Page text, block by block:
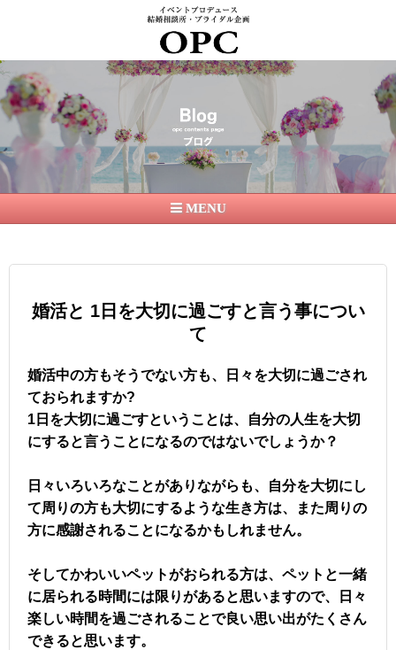
大分県で24年の実績 年間80回パーティー開催 婚活・イベントプロデュース・ブライダル企
MENU
婚活と 1日を大切に過ごすと言う事につい
て
婚活中の方もそうでない方も、日々を大切に過ごされ
ておられますか?
1日を大切に過ごすということは、自分の人生を大切
にすると言うことになるのではないでしょうか？
日々いろいろなことがありながらも、自分を大切にし
て周りの方も大切にするような生き方は、また周りの
方に感謝されることになるかもしれません。
そしてかわいいペットがおられる方は、ペットと一緒
に居られる時間には限りがあると思いますので、日々
楽しい時間を過ごされることで良い思い出がたくさん
できると思います。